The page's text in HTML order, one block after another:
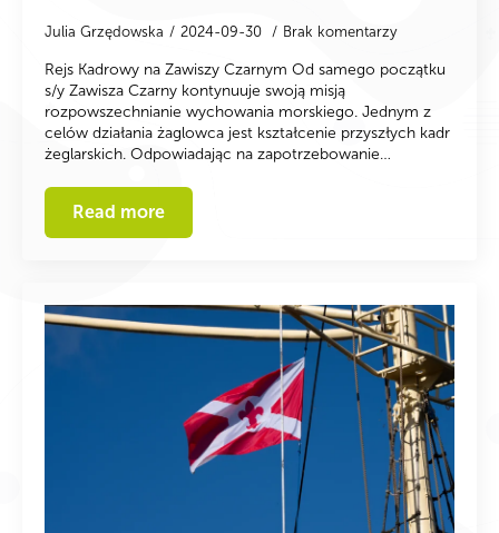
Julia Grzędowska 2024-09-30 Brak komentarzy
Rejs Kadrowy na Zawiszy Czarnym Od samego początku
s/y Zawisza Czarny kontynuuje swoją misją
rozpowszechnianie wychowania morskiego. Jednym z
celów działania żaglowca jest kształcenie przyszłych kadr
żeglarskich. Odpowiadając na zapotrzebowanie…
Read more